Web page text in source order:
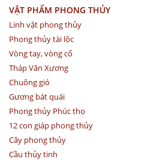
VẬT PHẨM PHONG THỦY
Linh vật phong thủy
Phong thủy tài lộc
Vòng tay, vòng cổ
Tháp Văn Xương
Chuông gió
Gương bát quái
Phong thủy Phúc thọ
12 con giáp phong thủy
Cây phong thủy
Cầu thủy tinh